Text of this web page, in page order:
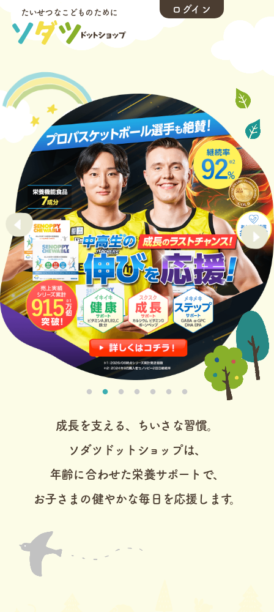
ログイン
たいせつなこどものために
成長を支える、ちいさな習慣。
ソダツドットショップは、
年齢に合わせた栄養サポートで、
お子さまの健やかな毎日を応援します。